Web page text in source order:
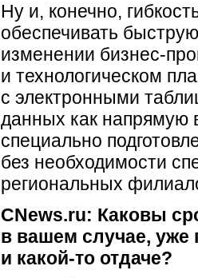
Ну и, конечно,
обеспечивать
изменении бизнес-
и технологическом
с электронными
данных как напрямую
специально
без необходимости
региональных
CNews.ru: Каковы
в вашем случае, уже
и какой-то отдаче?